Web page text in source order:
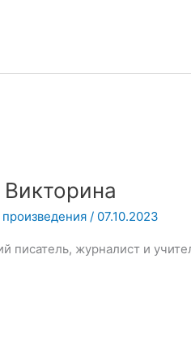
/ 07.10.2023
писатель, журналист и